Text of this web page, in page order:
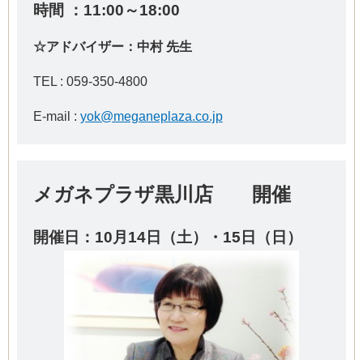
時間 ：11:00～18:00
☆アドバイザー：中村 先生
TEL : 059-350-4800
E-mail : yok@meganeplaza.co.jp
メガネプラザ黒川店 開催
開催日：10月14日（土）・15 日（日）